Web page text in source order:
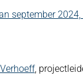
september 2024,
,